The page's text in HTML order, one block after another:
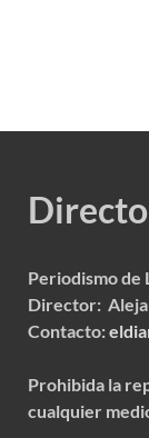
Periodismo de
Director:
Contacto:
Prohibida la
cualquier